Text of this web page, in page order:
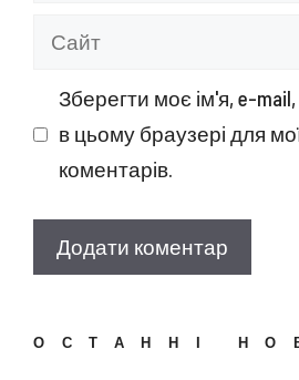
Сайт
Зберегти моє ім'я, e-
в цьому браузері для
коментарів.
ОСТАННІ